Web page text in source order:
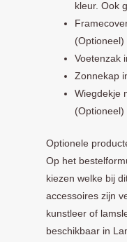
kleur. Ook
(Optioneel)
Voetenzak
Zonnekap
Wiegdekje
(Optioneel)
Optionele
Op het
kiezen welke bij
accessoires zijn
kunstleer of
beschikbaar in